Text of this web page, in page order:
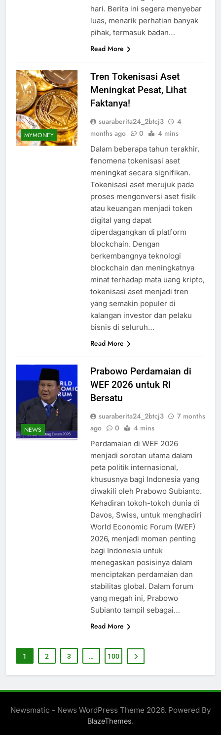
hari. Berita ini segera menyebar
luas, menarik perhatian banyak
pihak, termasuk badan…
Read More
MYMONEY
Tren Tokenisasi Aset
Meningkat Pesat, Lihat
Faktanya!
suaraberita24_2btcj3
4
months ago
0 4 mins
Dalam beberapa tahun terakhir,
fenomena tokenisasi aset
meningkat secara signifikan.
Tokenisasi aset merujuk pada
proses mengonversi aset fisik
atau keuangan menjadi token
digital yang dapat
diperdagangkan di platform
blockchain. Dengan
berkembangnya teknologi
blockchain dan meningkatnya
minat terhadap mata uang kripto,
tokenisasi aset menjadi tren
yang semakin populer di
kalangan investor dan pelaku
bisnis di seluruh…
Read More
NEWS
Prabowo Perdamaian di
WEF 2026 untuk RI
Bersatu
suaraberita24_2btcj3
7 months
ago
0 4 mins
Perdamaian di WEF 2026
menjadi sorotan utama dalam
peta politik internasional,
khususnya bagi Indonesia yang
diwakili oleh Prabowo Subianto.
Kehadiran tokoh-tokoh dunia di
Davos, Swiss, untuk menghadiri
World Economic Forum (WEF)
2026, menjadi momen penting
bagi Indonesia untuk
menegaskan posisinya dalam
menciptakan perdamaian dan
stabilitas global. Dalam forum
yang megah ini, Prabowo
Subianto tampil sebagai…
Read More
1 2 3 … 100
Newsmatic - News WordPress Theme 2026. Powered By
BlazeThemes.